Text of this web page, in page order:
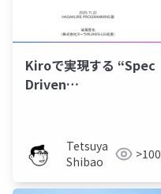
Kiroで実現する “Spec
Driven
Tetsuya
Shibao
>100